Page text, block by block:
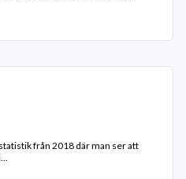
från 2018 där man ser att